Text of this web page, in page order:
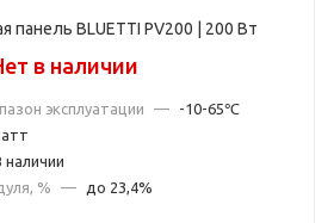
панель BLUETTI PV200 | 200 Вт
в наличии
эксплуатации —
-10-65℃
наличии
%
—
до 23,4%